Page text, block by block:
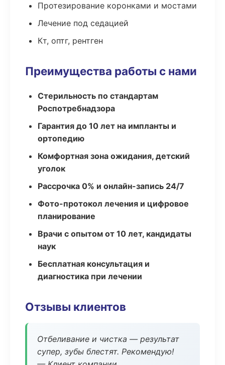
Протезирование коронками и мостами
Лечение под седацией
Кт, оптг, рентген
Преимущества работы с нами
Стерильность по стандартам
Роспотребнадзора
Гарантия до 10 лет на импланты и
ортопедию
Комфортная зона ожидания, детский
уголок
Рассрочка 0% и онлайн-запись 24/7
Фото-протокол лечения и цифровое
планирование
Врачи с опытом от 10 лет, кандидаты
наук
Бесплатная консультация и
диагностика при лечении
Отзывы клиентов
Отбеливание и чистка — результат
супер, зубы блестят. Рекомендую!